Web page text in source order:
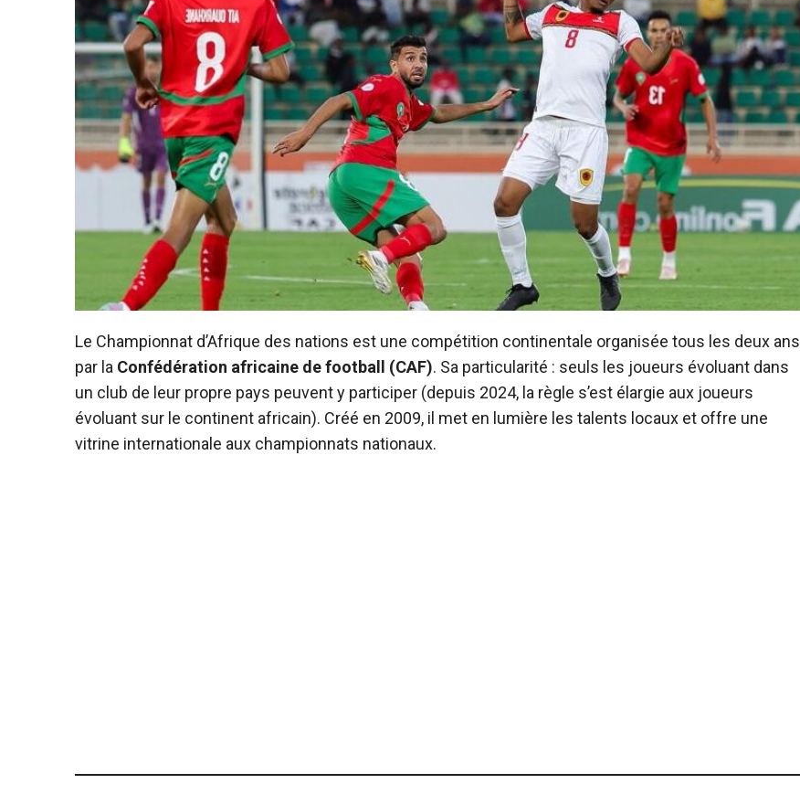
Le Championnat d’Afrique des nations est une compétition continentale organisée tous les deux ans
par la Confédération africaine de football (CAF). Sa particularité : seuls les joueurs évoluant dans
un club de leur propre pays peuvent y participer (depuis 2024, la règle s’est élargie aux joueurs
évoluant sur le continent africain). Créé en 2009, il met en lumière les talents locaux et offre une
vitrine internationale aux championnats nationaux.